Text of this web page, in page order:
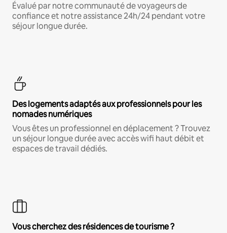
Évalué par notre communauté de voyageurs de
confiance et notre assistance 24h/24 pendant votre
séjour longue durée.
Des logements adaptés aux professionnels pour les
nomades numériques
Vous êtes un professionnel en déplacement ? Trouvez
un séjour longue durée avec accès wifi haut débit et
espaces de travail dédiés.
Vous cherchez des résidences de tourisme ?